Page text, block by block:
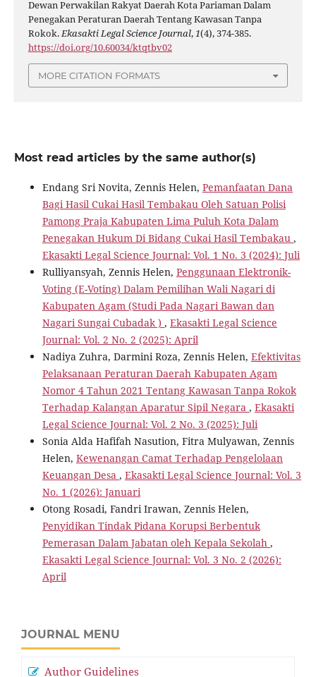
Dewan Perwakilan Rakyat Daerah Kota Pariaman Dalam
Penegakan Peraturan Daerah Tentang Kawasan Tanpa
Rokok. Ekasakti Legal Science Journal, 1(4), 374-385.
https://doi.org/10.60034/ktqtbv02
MORE CITATION FORMATS
Most read articles by the same author(s)
Endang Sri Novita, Zennis Helen, Pemanfaatan Dana
Bagi Hasil Cukai Hasil Tembakau Oleh Satuan Polisi
Pamong Praja Kabupaten Lima Puluh Kota Dalam
Penegakan Hukum Di Bidang Cukai Hasil Tembakau ,
Ekasakti Legal Science Journal: Vol. 1 No. 3 (2024): Juli
Rulliyansyah, Zennis Helen, Penggunaan Elektronik-
Voting (E-Voting) Dalam Pemilihan Wali Nagari di
Kabupaten Agam (Studi Pada Nagari Bawan dan
Nagari Sungai Cubadak ) , Ekasakti Legal Science
Journal: Vol. 2 No. 2 (2025): April
Nadiya Zuhra, Darmini Roza, Zennis Helen, Efektivitas
Pelaksanaan Peraturan Daerah Kabupaten Agam
Nomor 4 Tahun 2021 Tentang Kawasan Tanpa Rokok
Terhadap Kalangan Aparatur Sipil Negara , Ekasakti
Legal Science Journal: Vol. 2 No. 3 (2025): Juli
Sonia Alda Hafifah Nasution, Fitra Mulyawan, Zennis
Helen, Kewenangan Camat Terhadap Pengelolaan
Keuangan Desa , Ekasakti Legal Science Journal: Vol. 3
No. 1 (2026): Januari
Otong Rosadi, Fandri Irawan, Zennis Helen,
Penyidikan Tindak Pidana Korupsi Berbentuk
Pemerasan Dalam Jabatan oleh Kepala Sekolah ,
Ekasakti Legal Science Journal: Vol. 3 No. 2 (2026):
April
JOURNAL MENU
Author Guidelines